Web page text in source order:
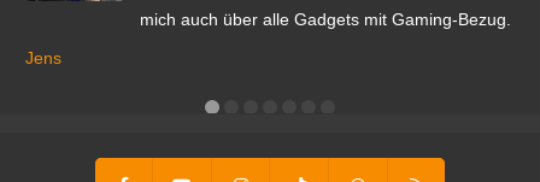
mich auch über alle Gadgets mit Gaming-Bezug.
Jens